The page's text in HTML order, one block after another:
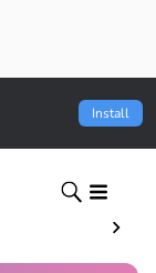
Install